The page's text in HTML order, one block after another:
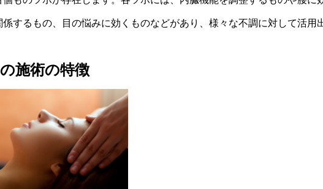
するもの、目の悩みに効くものなどがあり、様々な不調に対して活用
施術の特徴